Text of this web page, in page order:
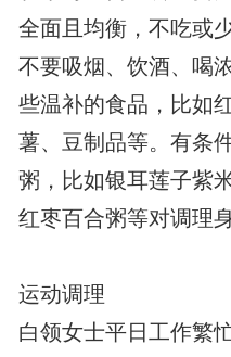
全面且均衡，不吃或
不要吸烟、饮酒、喝
些温补的食品，比如
薯、豆制品等。有条
粥，比如银耳莲子紫
红枣百合粥等对调理
运动调理
白领女士平日工作繁